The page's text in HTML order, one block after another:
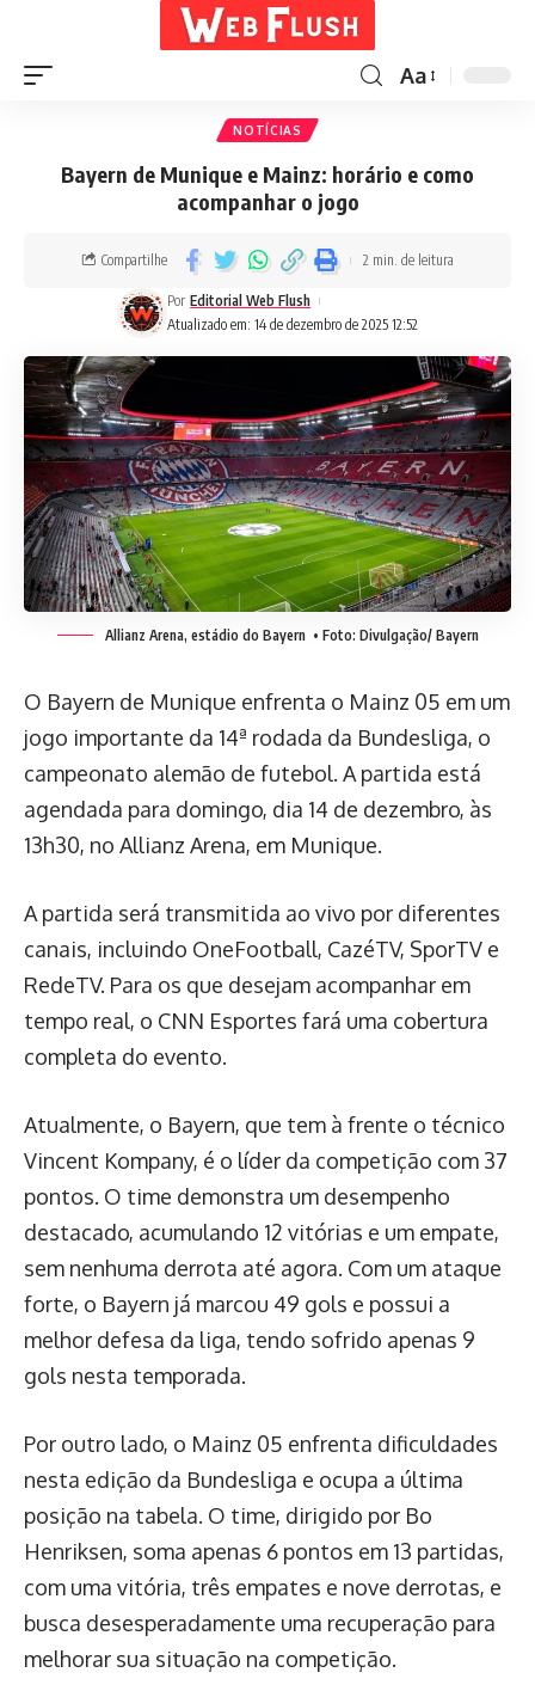
Aa
NOTÍCIAS
Bayern de Munique e Mainz: horário e como
acompanhar o jogo
Atualizado em: 14 de dezembro de 2025 12:52
Por Editorial Web Flush
Compartilhe 2 min. de leitura
Allianz Arena, estádio do Bayern• Foto: Divulgação/ Bayern
O Bayern de Munique enfrenta o Mainz 05 em um
jogo importante da 14ª rodada da Bundesliga, o
campeonato alemão de futebol. A partida está
agendada para domingo, dia 14 de dezembro, às
13h30, no Allianz Arena, em Munique.
A partida será transmitida ao vivo por diferentes
canais, incluindo OneFootball, CazéTV, SporTV e
RedeTV. Para os que desejam acompanhar em
tempo real, o CNN Esportes fará uma cobertura
completa do evento.
Atualmente, o Bayern, que tem à frente o técnico
Vincent Kompany, é o líder da competição com 37
pontos. O time demonstra um desempenho
destacado, acumulando 12 vitórias e um empate,
sem nenhuma derrota até agora. Com um ataque
forte, o Bayern já marcou 49 gols e possui a
melhor defesa da liga, tendo sofrido apenas 9
gols nesta temporada.
Por outro lado, o Mainz 05 enfrenta dificuldades
nesta edição da Bundesliga e ocupa a última
posição na tabela. O time, dirigido por Bo
Henriksen, soma apenas 6 pontos em 13 partidas,
com uma vitória, três empates e nove derrotas, e
busca desesperadamente uma recuperação para
melhorar sua situação na competição.